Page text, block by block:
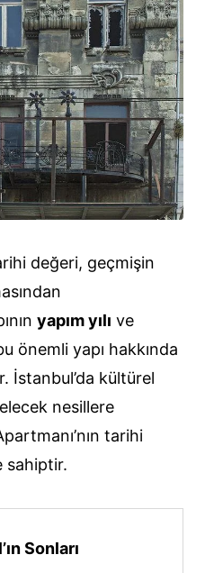
değeri, geçmişin
yapım yılı ve
önemli yapı hakkında
İstanbul’da kültürel
nesillere
tarihi
sahiptir.
Sonları